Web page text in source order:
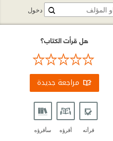
هل قرأت الكتاب؟
مراجعة جديدة
قرأته أقرؤه سأقرؤه
دخول